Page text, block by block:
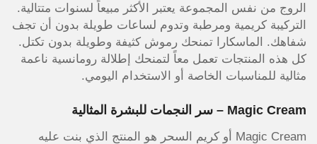
الروج من نفس المجموعة يعتبر الأكثر مبيعاً لسنوات متتالية.
التركيبة كريمية ومرطبة وتدوم لساعات طويلة بدون أن تجف
شفاهك. الماسكارا تمنحك رموش كثيفة وطويلة بدون تكتل.
كل هذه المنتجات تعمل معاً لتمنحك إطلالة رومانسية ناعمة
مثالية للمناسبات الخاصة أو الاستخدام اليومي.
Magic Cream – سر النجمات للبشرة المثالية
Magic Cream أو كريم السحر هو المنتج الذي بنت عليه